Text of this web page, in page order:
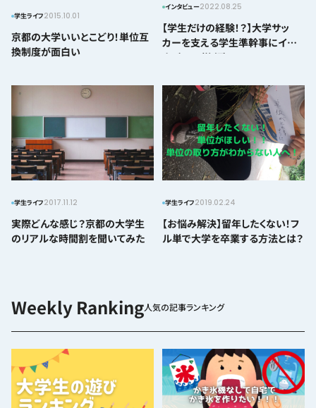
学生ライフ2015.10.01
京都の大学いいとこどり！単位互
換制度が面白い
インタビュー2022.08.25
【学生だけの経験！？】大学サッ
カーを支える学生準幹事にイン
タビュー（後編）
学生ライフ2017.11.12
実際どんな感じ？京都の大学生
のリアルな時間割を聞いてみた
学生ライフ2019.02.24
【お悩み解決】留年したくない！フ
ル単で大学を卒業する方法とは？
人気の記事ランキング